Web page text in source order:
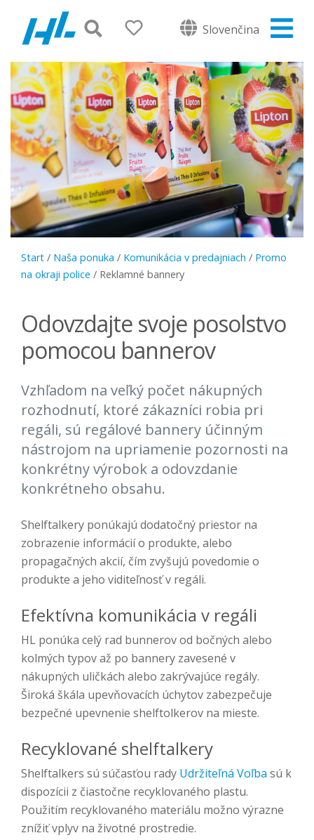
Slovenčina
Start / Naša ponuka / Komunikácia v predajniach / Promo
na okraji police / Reklamné bannery
Odovzdajte svoje posolstvo
pomocou bannerov
Vzhľadom na veľký počet nákupných
rozhodnutí, ktoré zákazníci robia pri
regáli, sú regálové bannery účinným
nástrojom na upriamenie pozornosti na
konkrétny výrobok a odovzdanie
konkrétneho obsahu.
Shelftalkery ponúkajú dodatočný priestor na
zobrazenie informácií o produkte, alebo
propagačných akcií, čím zvyšujú povedomie o
produkte a jeho viditeľnosť v regáli.
Efektívna komunikácia v regáli
HL ponúka celý rad bunnerov od bočných alebo
kolmých typov až po bannery zavesené v
nákupných uličkách alebo zakrývajúce regály.
Široká škála upevňovacích úchytov zabezpečuje
bezpečné upevnenie shelftolkerov na mieste.
Recyklované shelftalkery
Shelftalkers sú súčasťou rady Udržiteľná Voľba sú k
dispozícii z čiastočne recyklovaného plastu.
Použitím recyklovaného materiálu možno výrazne
znížiť vplyv na životné prostredie.